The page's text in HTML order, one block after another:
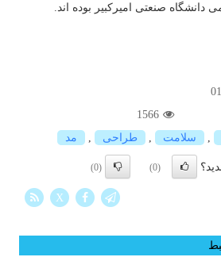
صنعتی امیرکبیر بوده اند.
1566
, سلامت , طراحی , مد
(0)
(0)
X